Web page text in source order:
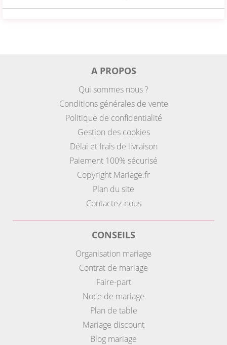
A PROPOS
Qui sommes nous ?
Conditions générales de vente
Politique de confidentialité
Gestion des cookies
Délai et frais de livraison
Paiement 100% sécurisé
Copyright Mariage.fr
Plan du site
Contactez-nous
CONSEILS
Organisation mariage
Contrat de mariage
Faire-part
Noce de mariage
Plan de table
Mariage discount
Blog mariage